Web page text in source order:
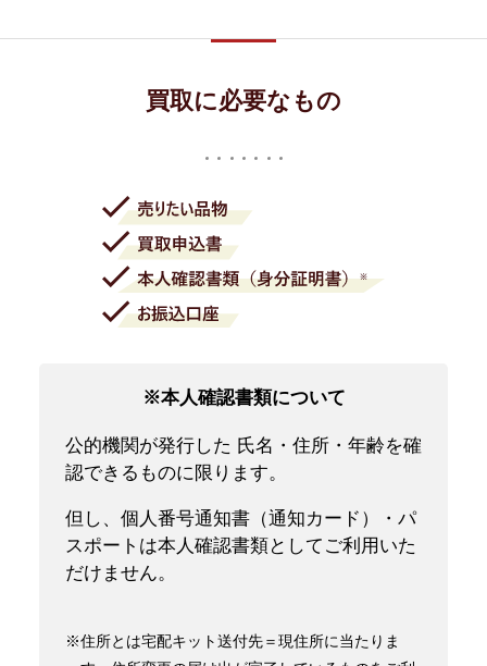
買取に必要なもの
※本人確認書類について
公的機関が発行した 氏名・住所・年齢を確
認できるものに限ります。
但し、個人番号通知書（通知カード）・パ
スポートは本人確認書類としてご利用いた
だけません。
※住所とは宅配キット送付先＝現住所に当たりま